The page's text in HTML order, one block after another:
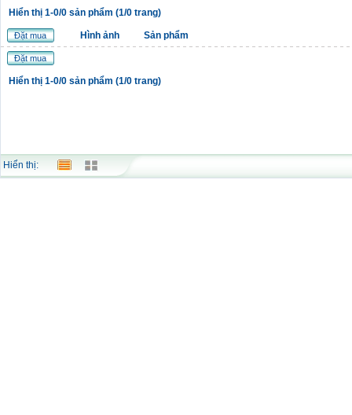
Hiển thị 1-0/0 sản phẩm (1/0 trang)
Đặt mua Hình ảnh Sản phẩm
Đặt mua
Hiển thị 1-0/0 sản phẩm (1/0 trang)
Hiển thị: